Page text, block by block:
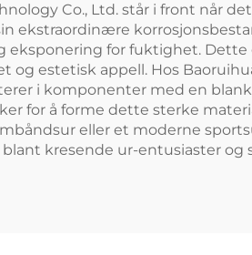
Co., Ltd. står i front når
ekstraordinære
eksponering for fuktighet.
og estetisk appell. Hos
i komponenter med en
for å forme dette sterke
eller et moderne
kresende ur-entusiaster og